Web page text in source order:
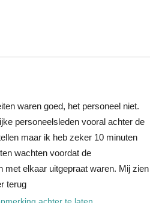
waren goed, het personeel niet.
personeelsleden vooral achter de
maar ik heb zeker 10 minuten
wachten voordat de
met elkaar uitgepraat waren. Mij zien
terug